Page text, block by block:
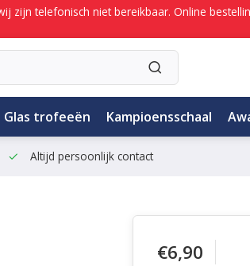
zijn telefonisch niet bereikbaar. Online
Glas trofeeën Kampioensschaal
Altijd persoonlijk contact
€6,90